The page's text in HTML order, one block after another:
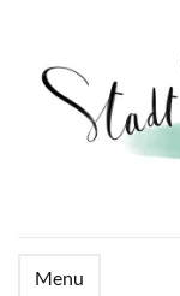
Menu